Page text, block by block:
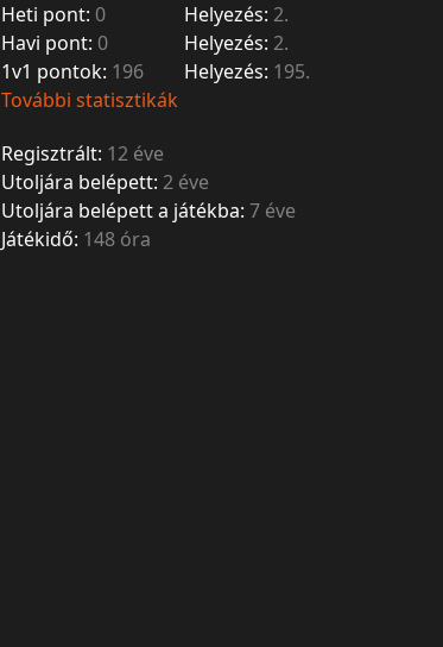
Heti pont: 0 Helyezés: 2.
Havi pont: 0 Helyezés: 2.
1v1 pontok: 196 Helyezés: 195.
További statisztikák
Regisztrált: 12 éve
Utoljára belépett: 2 éve
Utoljára belépett a játékba: 7 éve
Játékidő: 148 óra